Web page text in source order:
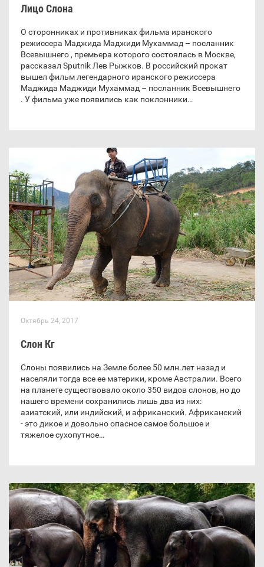
Лицо Слона
О сторонниках и противниках фильма иранского
режиссера Маджида Маджиди Мухаммад – посланник
Всевышнего , премьера которого состоялась в Москве,
рассказал Sputnik Лев Рыжков. В российский прокат
вышел фильм легендарного иранского режиссера
Маджида Маджиди Мухаммад – посланник Всевышнего
. У фильма уже появились как поклонники…
Октябрь 24, 2017
Слон Кг
Слоны появились на Земле более 50 млн.лет назад и
населяли тогда все ее материки, кроме Австралии. Всего
на планете существовало около 350 видов слонов, но до
нашего времени сохранились лишь два из них:
азиатский, или индийский, и африканский. Африканский
- это дикое и довольно опасное самое большое и
тяжелое сухопутное…